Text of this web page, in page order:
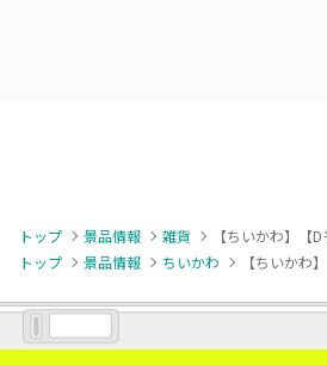
トップ 景品情報 雑貨
トップ
景品情報 ちいかわ